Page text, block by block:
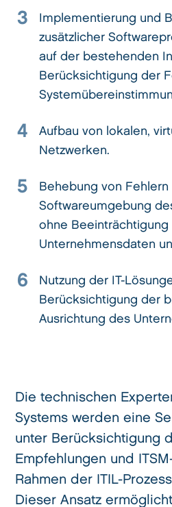
3
Implementierung und
zusätzlicher
auf der bestehenden
Berücksichtigung der
4
Aufbau von lokalen,
Netzwerken.
5
Behebung von
Softwareumgebung
ohne Beeinträchtigung
Unternehmensdaten
6
Nutzung der IT-
Berücksichtigung der
Ausrichtung des
Die technischen
Systems werden eine
unter Berücksichtigung
Empfehlungen und
Rahmen der ITIL-
Dieser Ansatz